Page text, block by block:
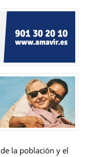
de la población y el